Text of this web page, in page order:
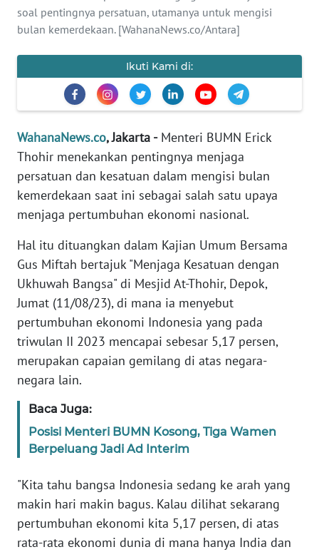
soal pentingnya persatuan, utamanya untuk mengisi
bulan kemerdekaan. [WahanaNews.co/Antara]
Ikuti Kami di:
WahanaNews.co, Jakarta -Menteri BUMN Erick
Thohir menekankan pentingnya menjaga
persatuan dan kesatuan dalam mengisi bulan
kemerdekaan saat ini sebagai salah satu upaya
menjaga pertumbuhan ekonomi nasional.
Hal itu dituangkan dalam Kajian Umum Bersama
Gus Miftah bertajuk "Menjaga Kesatuan dengan
Ukhuwah Bangsa" di Mesjid At-Thohir, Depok,
Jumat (11/08/23), di mana ia menyebut
pertumbuhan ekonomi Indonesia yang pada
triwulan II 2023 mencapai sebesar 5,17 persen,
merupakan capaian gemilang di atas negara-
negara lain.
Baca Juga:
Posisi Menteri BUMN Kosong, Tiga Wamen
Berpeluang Jadi Ad Interim
"Kita tahu bangsa Indonesia sedang ke arah yang
makin hari makin bagus. Kalau dilihat sekarang
pertumbuhan ekonomi kita 5,17 persen, di atas
rata-rata ekonomi dunia di mana hanya India dan
OPINI
BERITA
KONTAK
IKLAN
TENTANG
PEDOMAN
MEDIA
SIBER
KARIR
Wahana
News
Regional